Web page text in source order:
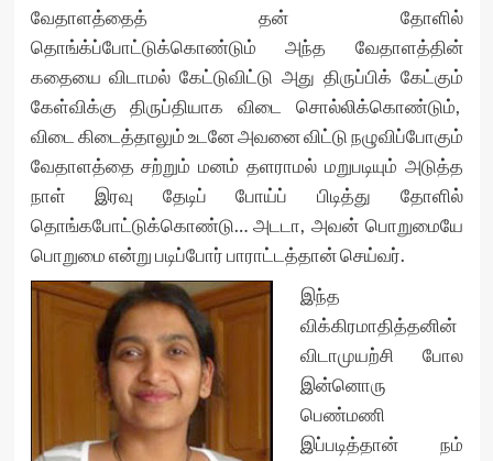
வேதாளத்தைத் தன் தோளில்
தொங்க்ப்போட்டுக்கொண்டும் அந்த வேதாளத்தின்
கதையை விடாமல் கேட்டுவிட்டு அது திருப்பிக் கேட்கும்
கேள்விக்கு திருப்தியாக விடை சொல்லிக்கொண்டும்,
விடை கிடைத்தாலும் உடனே அவனை விட்டு நழுவிப்போகும்
வேதாளத்தை சற்றும் மனம் தளராமல் மறுபடியும் அடுத்த
நாள் இரவு தேடிப் போய்ப் பிடித்து தோளில்
தொங்கபோட்டுக்கொண்டு… அடடா, அவன் பொறுமையே
பொறுமை என்று படிப்போர் பாராட்டத்தான் செய்வர்.
இந்த
விக்கிரமாதித்தனின்
விடாமுயற்சி போல
இன்னொரு
பெண்மணி
இப்படித்தான் நம்